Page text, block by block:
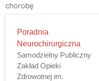
chorobę
Poradnia
Neurochirurgiczna
Samodzielny Publiczny
Zakład Opieki
Zdrowotnej im.